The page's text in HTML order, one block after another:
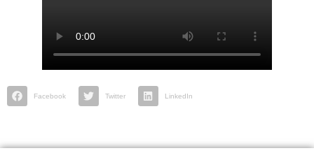
Facebook Twitter LinkedIn